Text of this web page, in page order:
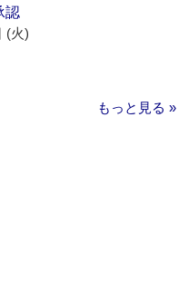
認
(火)
もっと見る »